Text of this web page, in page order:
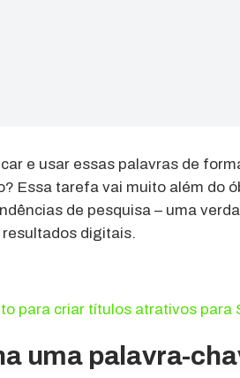
e usar essas palavras de
Essa tarefa vai muito além do
de pesquisa – uma
digitais.
para criar títulos atrativos para
uma palavra-